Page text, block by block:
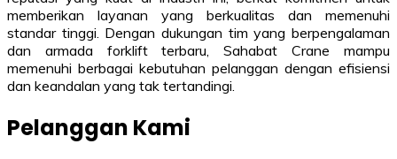
memberikan layanan yang berkualitas dan memenuhi
standar tinggi. Dengan dukungan tim yang berpengalaman
dan armada forklift terbaru, Sahabat Crane mampu
memenuhi berbagai kebutuhan pelanggan dengan efisiensi
dan keandalan yang tak tertandingi.
Pelanggan Kami